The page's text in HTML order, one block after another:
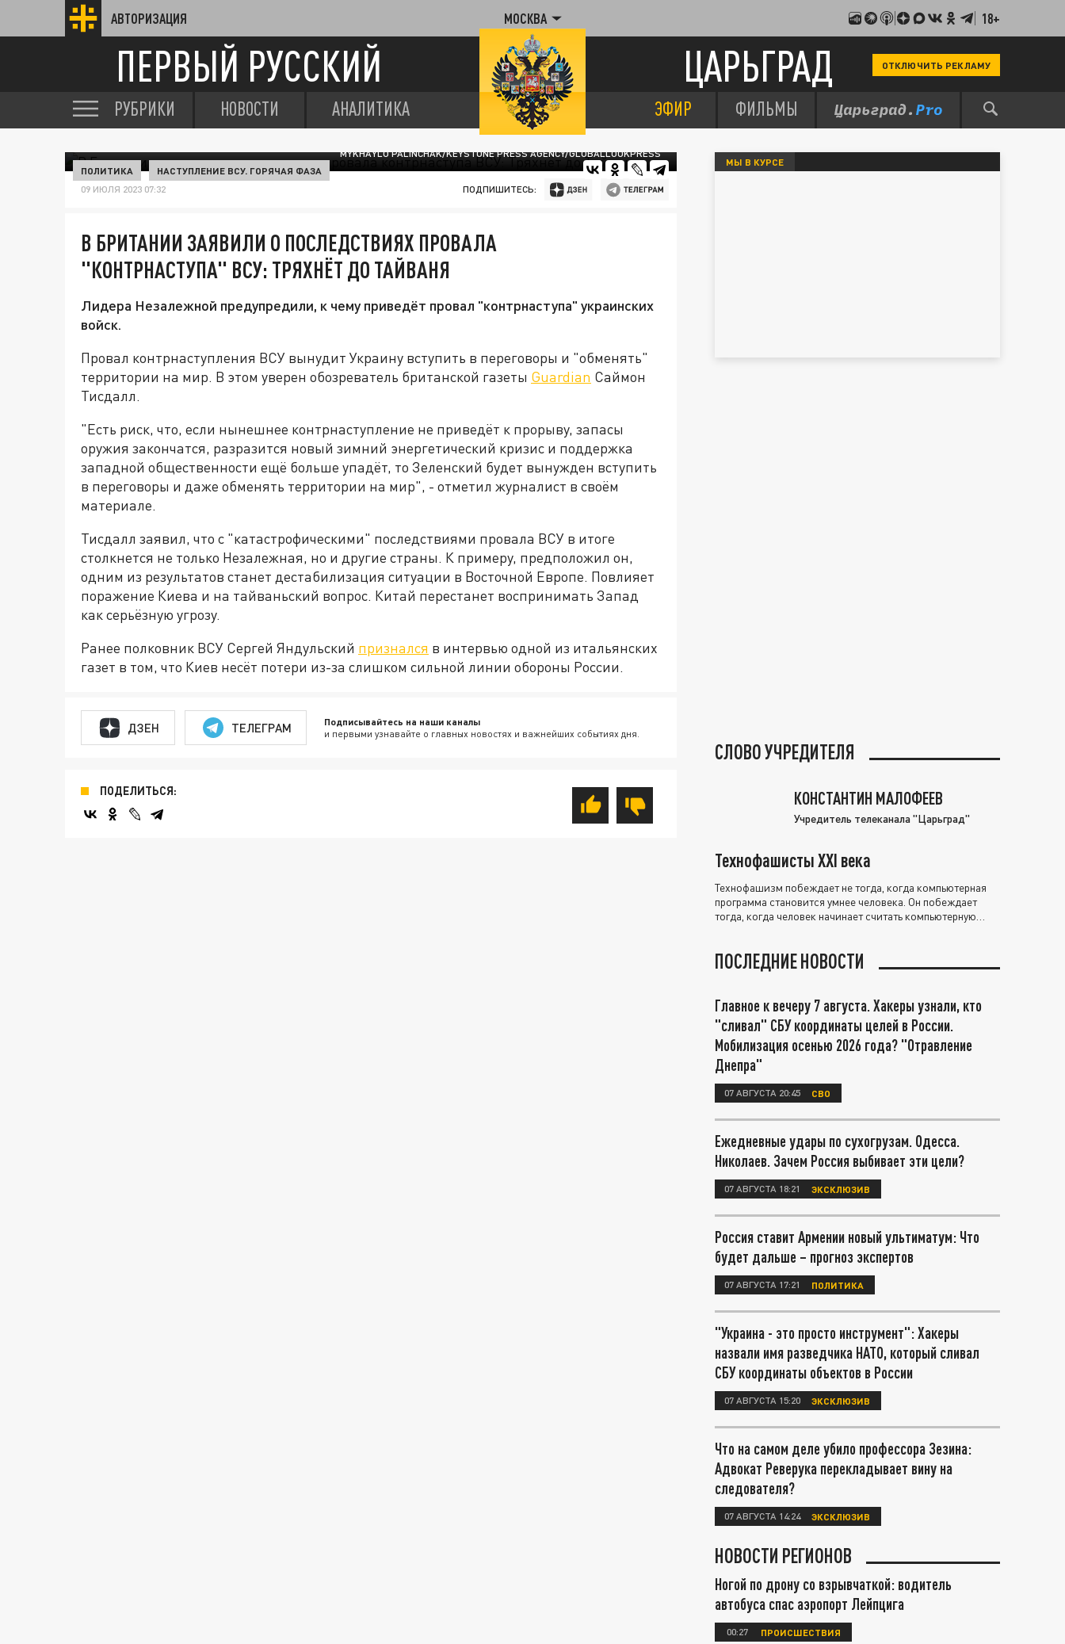
АВТОРИЗАЦИЯ МОСКВА 18+
ПЕРВЫЙ РУССКИЙ ЦАРЬГРАД ОТКЛЮЧИТЬ РЕКЛАМУ
РУБРИКИ НОВОСТИ АНАЛИТИКА ЭФИР ФИЛЬМЫ
MYKHAYLO PALINCHAK/KEYSTONE PRESS AGENCY/GLOBALLOOKPRESS
ПОЛИТИКА НАСТУПЛЕНИЕ ВСУ. ГОРЯЧАЯ ФАЗА
09 ИЮЛЯ 2023 07:32 ПОДПИШИТЕСЬ:
В БРИТАНИИ ЗАЯВИЛИ О ПОСЛЕДСТВИЯХ ПРОВАЛА
"КОНТРНАСТУПА" ВСУ: ТРЯХНЁТ ДО ТАЙВАНЯ
Лидера Незалежной предупредили, к чему приведёт провал "контрнаступа" украинских
войск.
Провал контрнаступления ВСУ вынудит Украину вступить в переговоры и "обменять"
территории на мир. В этом уверен обозреватель британской газеты Guardian Саймон
Тисдалл.
"Есть риск, что, если нынешнее контрнаступление не приведёт к прорыву, запасы
оружия закончатся, разразится новый зимний энергетический кризис и поддержка
западной общественности ещё больше упадёт, то Зеленский будет вынужден вступить
в переговоры и даже обменять территории на мир", - отметил журналист в своём
материале.
Тисдалл заявил, что с "катастрофическими" последствиями провала ВСУ в итоге
столкнется не только Незалежная, но и другие страны. К примеру, предположил он,
одним из результатов станет дестабилизация ситуации в Восточной Европе. Повлияет
поражение Киева и на тайваньский вопрос. Китай перестанет воспринимать Запад
как серьёзную угрозу.
Ранее полковник ВСУ Сергей Яндульский признался в интервью одной из итальянских
газет в том, что Киев несёт потери из-за слишком сильной линии обороны России.
ДЗЕН ТЕЛЕГРАМ Подписывайтесь на наши каналы
и первыми узнавайте о главных новостях и важнейших событиях дня.
ПОДЕЛИТЬСЯ:
МЫ В КУРСЕ
СЛОВО УЧРЕДИТЕЛЯ
КОНСТАНТИН МАЛОФЕЕВ
Учредитель телеканала "Царьград"
Технофашисты XXI века
Технофашизм побеждает не тогда, когда компьютерная
программа становится умнее человека. Он побеждает
тогда, когда человек начинает считать компьютерную
ПОСЛЕДНИЕ НОВОСТИ
Главное к вечеру 7 августа. Хакеры узнали, кто
"сливал" СБУ координаты целей в России.
Мобилизация осенью 2026 года? "Отравление
Днепра"
07 АВГУСТА 20:45 СВО
Ежедневные удары по сухогрузам. Одесса.
Николаев. Зачем Россия выбивает эти цели?
07 АВГУСТА 18:21 ЭКСКЛЮЗИВ
Россия ставит Армении новый ультиматум: Что
будет дальше – прогноз экспертов
07 АВГУСТА 17:21 ПОЛИТИКА
"Украина - это просто инструмент": Хакеры
назвали имя разведчика НАТО, который сливал
СБУ координаты объектов в России
07 АВГУСТА 15:20 ЭКСКЛЮЗИВ
Что на самом деле убило профессора Зезина:
Адвокат Реверука перекладывает вину на
следователя?
07 АВГУСТА 14:24 ЭКСКЛЮЗИВ
НОВОСТИ РЕГИОНОВ
Ногой по дрону со взрывчаткой: водитель
автобуса спас аэропорт Лейпцига
00:27 ПРОИСШЕСТВИЯ